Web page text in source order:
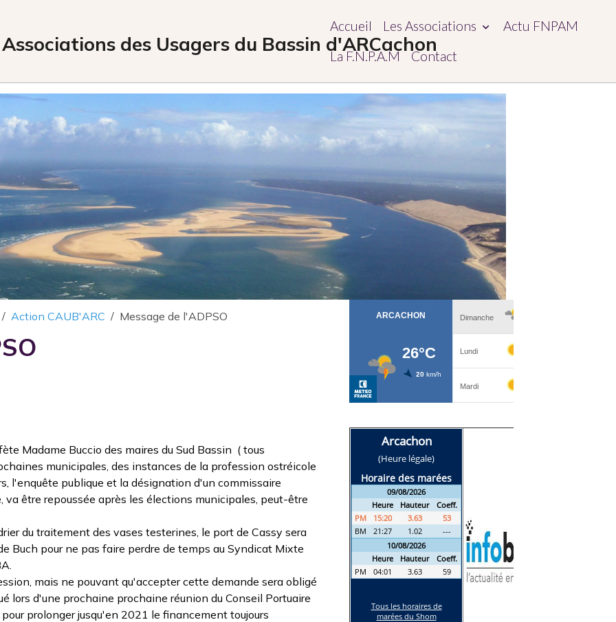
des Usagers du Bassin d'ARCachon
Accueil Les Associations
Actu FNPAM
La F.N.P.A.M
Contact
Action CAUB'ARC Message de l'ADPSO
Madame Buccio des maires du Sud Bassin ( tous
municipales, des instances de la profession ostréicole
l'enquête publique et la désignation d'un commissaire
être repoussée après les élections municipales, peut-être
du traitement des vases testerines, le port de Cassy sera
Buch pour ne pas faire perdre de temps au Syndicat Mixte
mais ne pouvant qu'accepter cette demande sera obligé
lors d'une prochaine prochaine réunion du Conseil Portuaire
prolonger jusqu'en 2021 le financement toujours